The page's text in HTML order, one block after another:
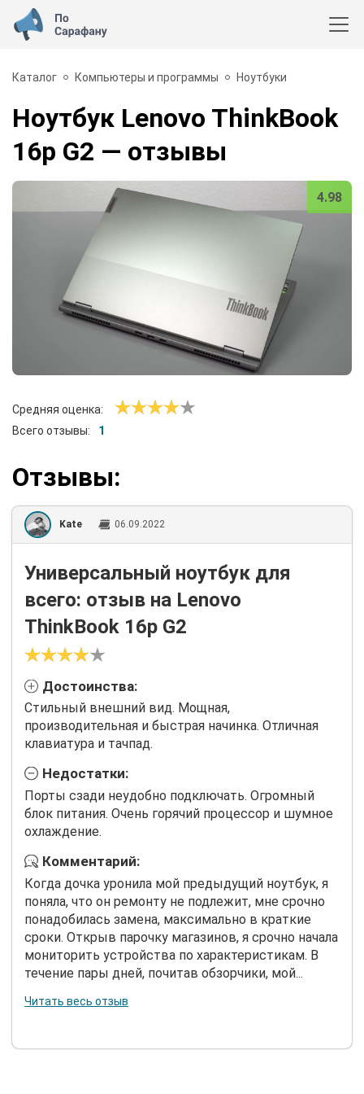
Каталог Компьютеры и программы Ноутбуки
Ноутбук Lenovo ThinkBook
16p G2 — отзывы
4.98
Средняя оценка:
Всего отзывы:
1
Отзывы:
Kate 06.09.2022
Универсальный ноутбук для
всего: отзыв на Lenovo
ThinkBook 16p G2
Достоинства:
Стильный внешний вид. Мощная,
производительная и быстрая начинка. Отличная
клавиатура и тачпад.
Недостатки:
Порты сзади неудобно подключать. Огромный
блок питания. Очень горячий процессор и шумное
охлаждение.
Комментарий:
Когда дочка уронила мой предыдущий ноутбук, я
поняла, что он ремонту не подлежит, мне срочно
понадобилась замена, максимально в краткие
сроки. Открыв парочку магазинов, я срочно начала
мониторить устройства по характеристикам. В
течение пары дней, почитав обзорчики, мой...
Читать весь отзыв